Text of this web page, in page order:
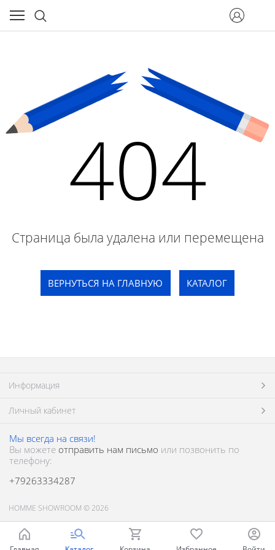
404
Страница была удалена или перемещена
ВЕРНУТЬСЯ НА ГЛАВНУЮ КАТАЛОГ
Информация
Личный кабинет
Мы всегда на связи!
Вы можете отправить нам письмо или позвонить по
телефону:
+79263334287
HOMME SHOWROOM © 2026